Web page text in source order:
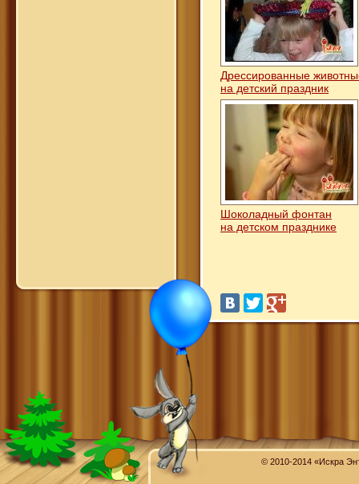
Дрессированные
на детский праздник
Шоколадный фонтан
на детском празднике
© 2010-2014 «Искра